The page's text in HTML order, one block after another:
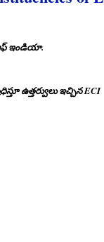
ఆఫ్ ఇండియా.
ఉత్తర్వులు ఇచ్చిన ECI